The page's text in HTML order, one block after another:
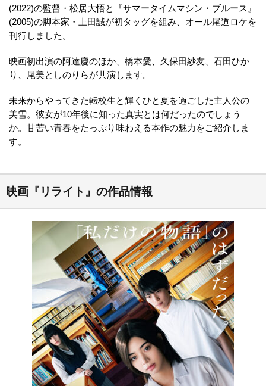
(2022)の監督・松居大悟と『サマータイムマシン・ブルース』
(2005)の脚本家・上田誠が初タッグを組み、オール尾道ロケを
刊行しました。
映画初出演の阿達慶のほか、橋本愛、久保田紗友、石田ひか
り、尾美としのりらが共演します。
未来からやってきた転校生と輝くひと夏を過ごした主人公の
美雪。彼女が10年後に知った真実とは何だったのでしょう
か。甘苦い青春をたっぷり味わえる本作の魅力をご紹介しま
す。
映画『リライト』の作品情報